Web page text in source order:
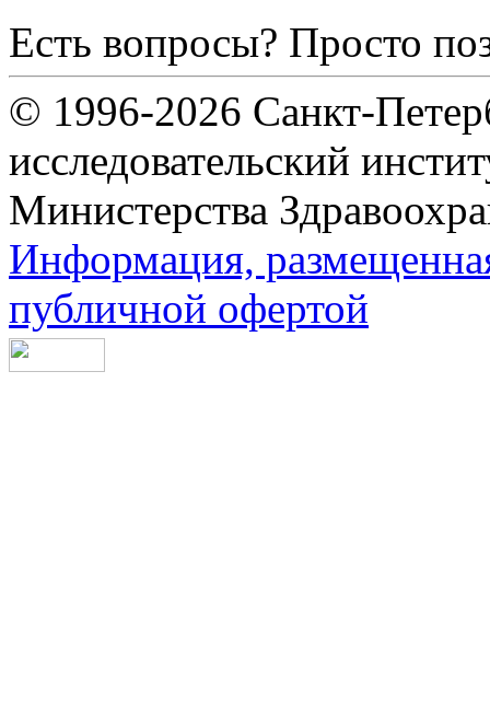
Есть вопросы? Просто
© 1996-2026 Санкт-
исследовательский
Министерства
Информация,
публичной офертой